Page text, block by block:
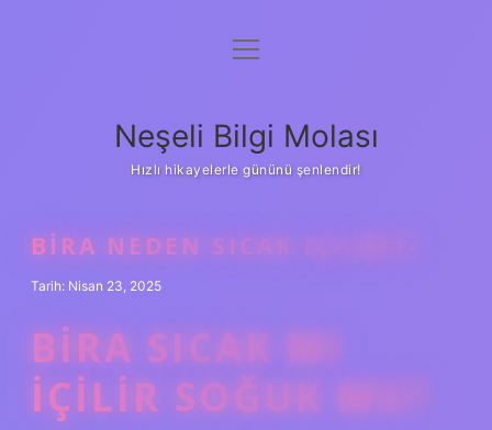
Anasayfa
Yasal Uyarı
menüyü
Neşeli Bilgi Molası
Hızlı hikayelerle gününü şenlendir!
BIRA NEDEN SICAK IÇILMEZ
Tarih: Nisan 23, 2025
BIRA SICAK MI
IÇILIR SOĞUK MU?